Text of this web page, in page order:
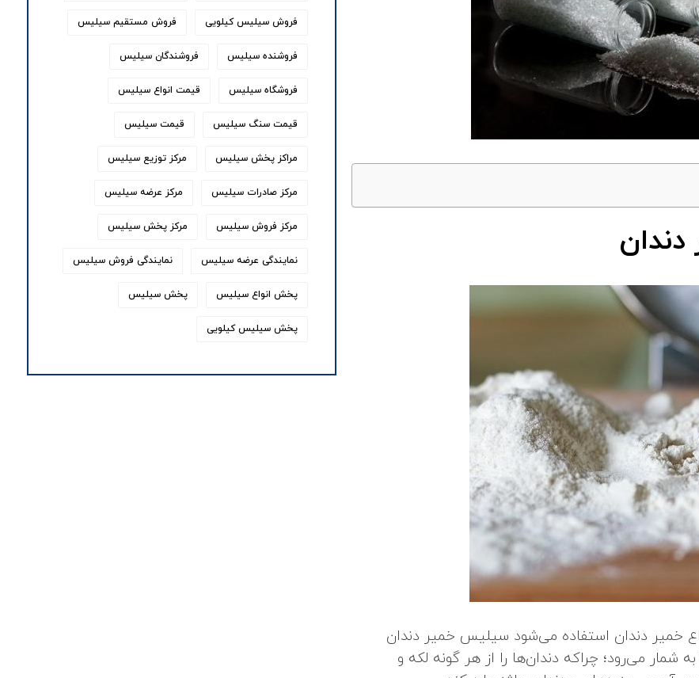
خمیر دندان استفاده می‌شود سیلیس خمیر دندان
شمار می‌رود؛ چراکه دندان‌ها را از هر گونه لکه و
فروش سیلیس کیلویی فروش مستقیم سیلیس
فروشنده سیلیس فروشندگان سیلیس
فروشگاه سیلیس قیمت انواع سیلیس
قیمت سنگ سیلیس قیمت سیلیس
مراکز پخش سیلیس مرکز توزیع سیلیس
مرکز صادرات سیلیس مرکز عرضه سیلیس
مرکز فروش سیلیس مرکز پخش سیلیس
نمایندگی عرضه سیلیس نمایندگی فروش سیلیس
پخش انواع سیلیس پخش سیلیس
پخش سیلیس کیلویی